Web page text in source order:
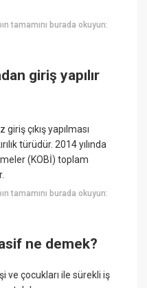
tamamını burada okuyun:
giriş yapılır
çıkış yapılması
türüdür. 2014 yılında
(KOBİ) toplam
tamamını burada okuyun:
ne demek?
ve çocukları ile sürekli iş